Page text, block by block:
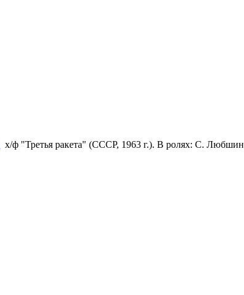
х/ф "Третья ракета" (СССР, 1963 г.). В ролях: С.